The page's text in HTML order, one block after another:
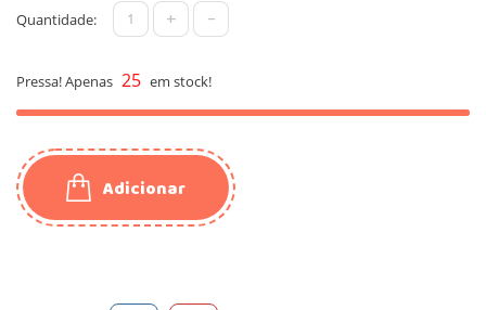
Quantidade: + -
Pressa! Apenas 25 em stock!
Adicionar